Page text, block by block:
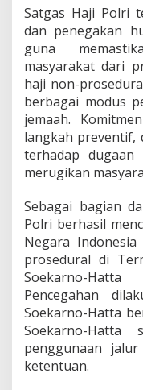
2
6
S
t
g
a
s
H
a
j
i
o
l
r
i
T
r
u
L
i
Satgas Haji Polri
dan penegakan
guna
masyarakat dari
haji non-
berbagai modus
jemaah.
langkah preventif,
terhadap dugaan
merugikan
Sebagai bagian
Polri berhasil
Negara
prosedural di
Soekarno-
Pencegahan
Soekarno-Hatta
Soekarno-Hatta
penggunaan
ketentuan.